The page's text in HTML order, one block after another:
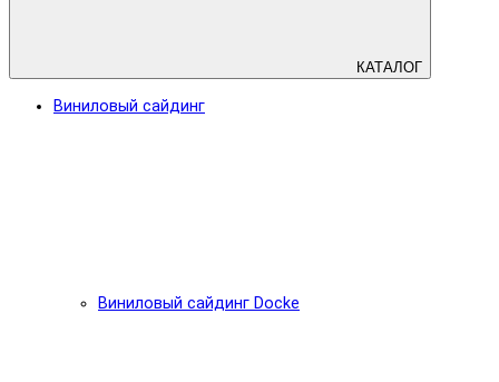
КАТАЛОГ
Виниловый сайдинг
Виниловый сайдинг Docke